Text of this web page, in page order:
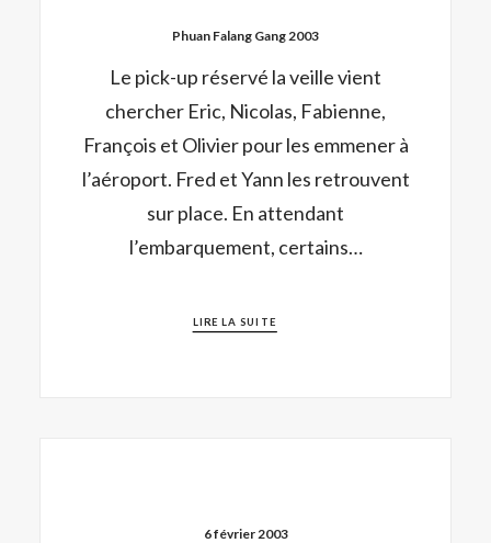
Phuan Falang Gang 2003
Le pick-up réservé la veille vient
chercher Eric, Nicolas, Fabienne,
François et Olivier pour les emmener à
l’aéroport. Fred et Yann les retrouvent
sur place. En attendant
l’embarquement, certains…
LIRE LA SUITE
6 février 2003